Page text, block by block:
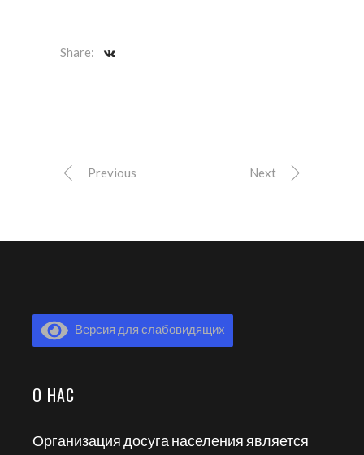
Share:
Previous Next
Версия для слабовидящих
О НАС
Организация досуга населения является